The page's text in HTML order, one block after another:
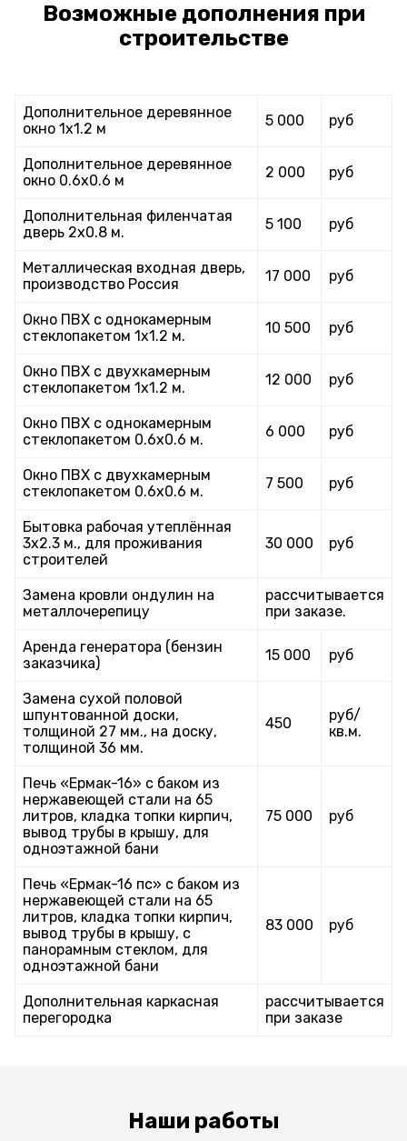
Возможные дополнения при
строительстве
Дополнительное деревянное
окно 1х1.2 м
5 000 руб
Дополнительное деревянное
окно 0.6х0.6 м
2 000 руб
Дополнительная филенчатая
дверь 2х0.8 м.
5 100 руб
Металлическая входная дверь,
производство Россия
17 000 руб
Окно ПВХ с однокамерным
стеклопакетом 1х1.2 м.
10 500 руб
Окно ПВХ с двухкамерным
стеклопакетом 1х1.2 м.
12 000 руб
Окно ПВХ с однокамерным
стеклопакетом 0.6х0.6 м.
6 000 руб
Окно ПВХ с двухкамерным
стеклопакетом 0.6х0.6 м.
7 500 руб
Бытовка рабочая утеплённая
3х2.3 м., для проживания
строителей
30 000 руб
Замена кровли ондулин на
металлочерепицу
рассчитывается
при заказе.
Аренда генератора (бензин
заказчика)
15 000 руб
Замена сухой половой
шпунтованной доски,
толщиной 27 мм., на доску,
толщиной 36 мм.
450
руб/
кв.м.
Печь «Ермак-16» с баком из
нержавеющей стали на 65
литров, кладка топки кирпич,
вывод трубы в крышу, для
одноэтажной бани
75 000 руб
Печь «Ермак-16 пс» с баком из
нержавеющей стали на 65
литров, кладка топки кирпич,
вывод трубы в крышу, с
панорамным стеклом, для
одноэтажной бани
83 000 руб
Дополнительная каркасная
перегородка
рассчитывается
при заказе
Наши работы